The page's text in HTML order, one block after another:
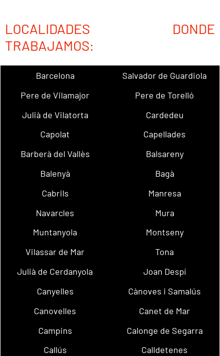
LOCALIDADES DONDE
TRABAJAMOS:
Barcelona
Salvador de Guardiola
Pere de Vilamajor
Pere de Torelló
Julià de Vilatorta
Cardedeu
Capolat
Capellades
Barberà del Vallès
Balsareny
Balenyà
Bagà
Cabrils
Manresa
Navarcles
Mura
Muntanyola
Montseny
Vilassar de Mar
Tona
Julià de Cerdanyola
Joan Despí
Canyelles
Cànoves i Samalús
Canovelles
Canet de Mar
Campins
Calonge de Segarra
Callús
Calldetenes